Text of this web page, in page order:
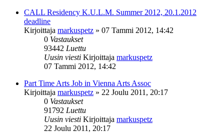
CALL Residency K.U.L.M. Summer 2012, 20.1.2012
deadline
Kirjoittaja markuspetz » 07 Tammi 2012, 14:42
0 Vastaukset
93442 Luettu
Uusin viesti Kirjoittaja markuspetz
07 Tammi 2012, 14:42
Part Time Arts Job in Vienna Arts Assoc
Kirjoittaja markuspetz » 22 Joulu 2011, 20:17
0 Vastaukset
91792 Luettu
Uusin viesti Kirjoittaja markuspetz
22 Joulu 2011, 20:17